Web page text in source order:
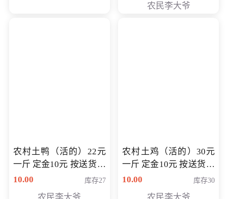
农民李大爷
农村土鸭（活的）22元
一斤 定金10元 按送货交
付时秤重计算货款 定金
10.00 库存27
农村土鸡（活的）30元
一斤 定金10元 按送货交
付时秤重计算货款 定金
10.00 库存30